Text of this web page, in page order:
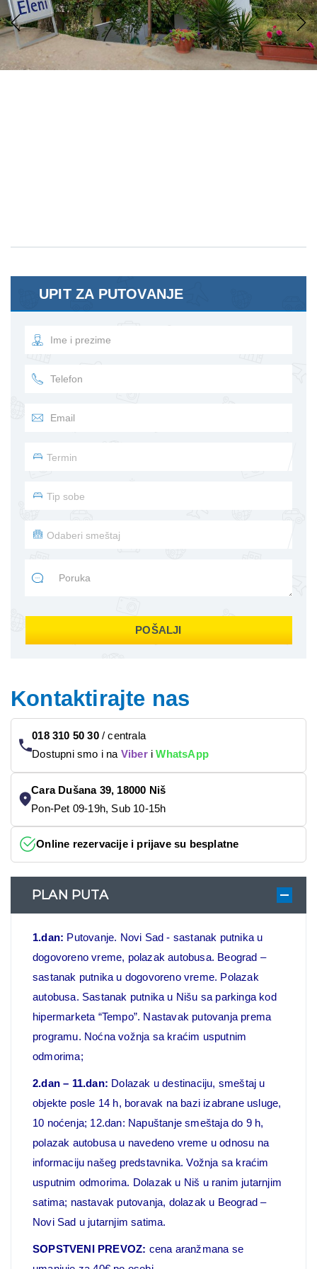
Previous Next
UPIT ZA PUTOVANJE
POŠALJI
Kontaktirajte nas
018 310 50 30/centrala
Dostupni smo i na ViberiWhatsApp
Cara Dušana 39, 18000 Niš
Pon-Pet 09-19h, Sub 10-15h
Online rezervacije i prijave su besplatne
PLAN PUTA
1.dan: Putovanje. Novi Sad - sastanak putnika u
dogovoreno vreme, polazak autobusa. Beograd –
sastanak putnika u dogovoreno vreme. Polazak
autobusa. Sastanak putnika u Nišu sa parkinga kod
hipermarketa “Tempo”. Nastavak putovanja prema
programu. Noćna vožnja sa kraćim usputnim
odmorima;
2.dan – 11.dan: Dolazak u destinaciju, smeštaj u
objekte posle 14 h, boravak na bazi izabrane usluge,
10 noćenja; 12.dan: Napuštanje smeštaja do 9 h,
polazak autobusa u navedeno vreme u odnosu na
informaciju našeg predstavnika. Vožnja sa kraćim
usputnim odmorima. Dolazak u Niš u ranim jutarnjim
satima; nastavak putovanja, dolazak u Beograd –
Novi Sad u jutarnjim satima.
SOPSTVENI PREVOZ: cena aranžmana se